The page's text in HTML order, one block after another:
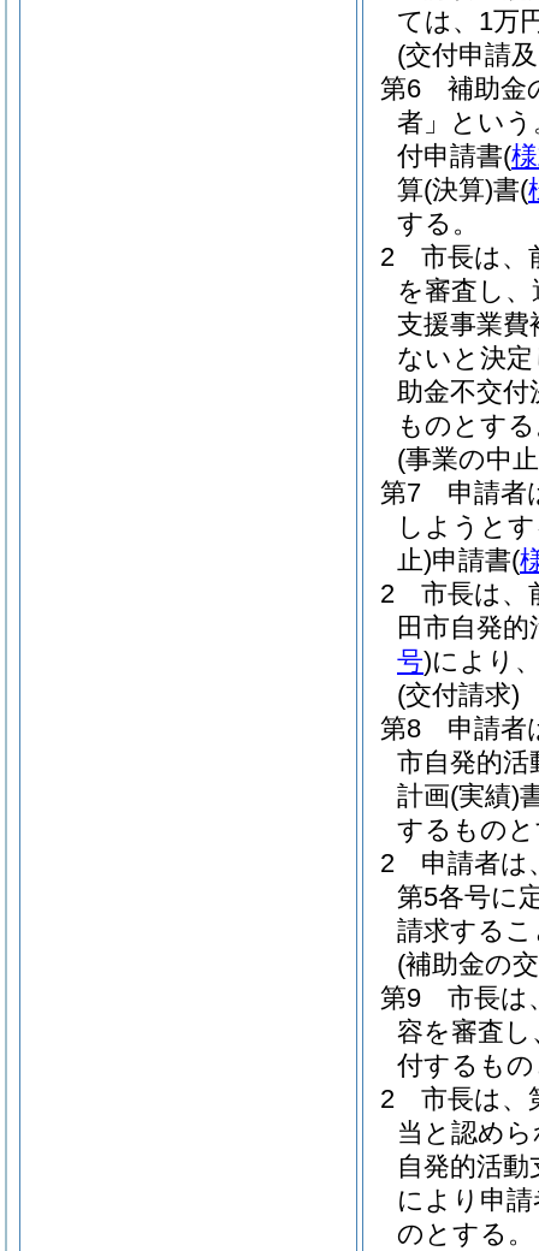
ては、1万
(交付申請
第6 補助金
者」という
付申請書(
算(決算)書(
する。
2 市長は、
を審査し
支援事業費
ないと決
助金不交付
ものとす
(事業の中
第7 申請者
しようと
止)申請書(
2 市長は、
田市自発
号)により
(交付請求)
第8 申請者
市自発的活
計画(実績)
するもの
2 申請者は
第5各号に
請求する
(補助金の
第9 市長は
容を審査
付するも
2 市長は、
当と認め
自発的活
により申
のとする。